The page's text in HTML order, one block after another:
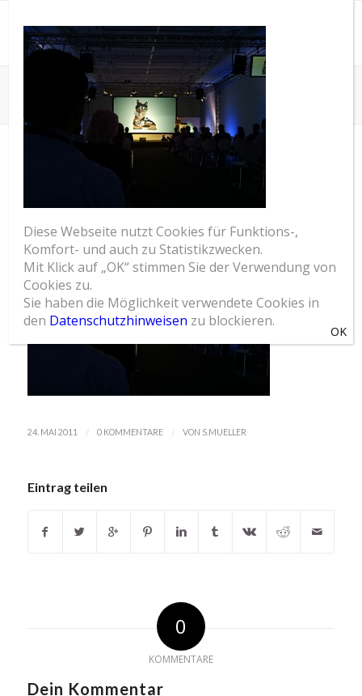
Startseite / RTT Excite 2011, Munich
RTT EXCITE 2011
24. MAI 2011 / 0 KOMMENTARE / VON S.MUELLER
Eintrag teilen
0
KOMMENTARE
Dein Kommentar
Diese Webseite nutzt Cookies für Funktions-,
Komfort- und auch zu Statistikzwecken.
Mit Klick auf „OK“ stimmen Sie der Verwendung von
Cookies zu.
Sie haben die Möglichkeit verwendete Cookies in
den Datenschutzhinweisen zu blockieren.